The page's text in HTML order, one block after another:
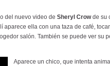
del nuevo video de Sheryl Crowde su
aparece ella con una taza de café,
salón. También se puede ver su
Aparece un chico, que intenta